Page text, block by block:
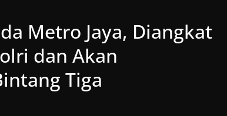
Metro Jaya, Diangkat
dan Akan
Tiga